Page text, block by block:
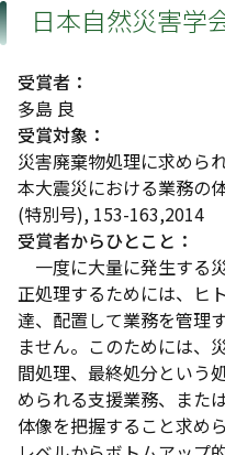
ドウで開きます）
ンドウで開きます）
ウインドウで開きます）
日本自然災害
受賞者：
多島 良
受賞対象：
災害廃棄物処理に求めら
本大震災における業務の
(特別号), 153-163,2014
受賞者からひとこと：
一度に大量に発生する
正処理するためには、ヒ
達、配置して業務を管理
ません。このためには、
間処理、最終処分という
められる支援業務、また
体像を把握すること求め